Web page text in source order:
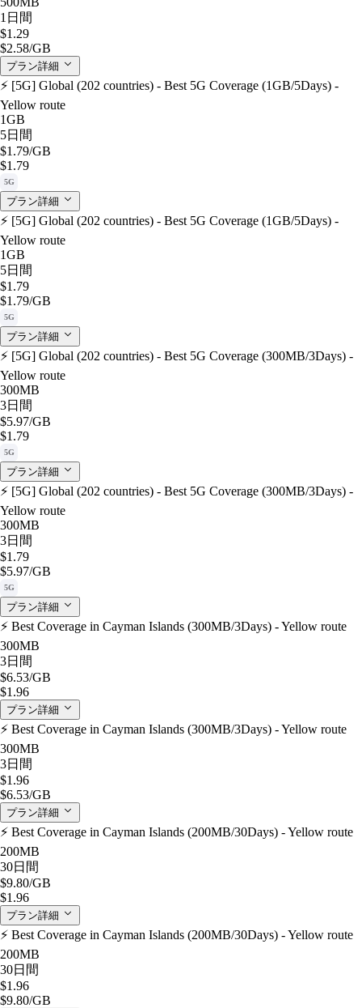
1日間
$1.29
$2.58/GB
プラン詳細
⚡️ [5G] Global (202 countries) - Best 5G Coverage (1GB/5Days) -
Yellow route
1GB
5日間
$1.79/GB
$1.79
5G
プラン詳細
⚡️ [5G] Global (202 countries) - Best 5G Coverage (1GB/5Days) -
Yellow route
1GB
5日間
$1.79
$1.79/GB
5G
プラン詳細
⚡️ [5G] Global (202 countries) - Best 5G Coverage (300MB/3Days) -
Yellow route
300MB
3日間
$5.97/GB
$1.79
5G
プラン詳細
⚡️ [5G] Global (202 countries) - Best 5G Coverage (300MB/3Days) -
Yellow route
300MB
3日間
$1.79
$5.97/GB
5G
プラン詳細
⚡️ Best Coverage in Cayman Islands (300MB/3Days) - Yellow route
300MB
3日間
$6.53/GB
$1.96
プラン詳細
⚡️ Best Coverage in Cayman Islands (300MB/3Days) - Yellow route
300MB
3日間
$1.96
$6.53/GB
プラン詳細
⚡️ Best Coverage in Cayman Islands (200MB/30Days) - Yellow route
200MB
30日間
$9.80/GB
$1.96
プラン詳細
⚡️ Best Coverage in Cayman Islands (200MB/30Days) - Yellow route
200MB
30日間
$1.96
$9.80/GB